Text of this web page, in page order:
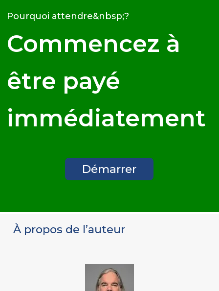
Pourquoi attendre&nbsp;?
Commencez à
être payé
immédiatement
Démarrer
À propos de l’auteur